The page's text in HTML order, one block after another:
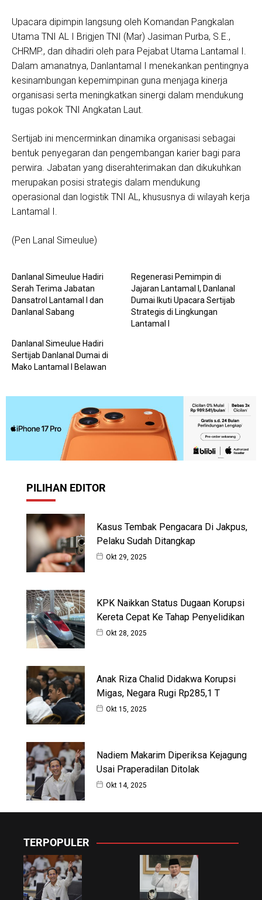
Upacara dipimpin langsung oleh Komandan Pangkalan
Utama TNI AL I Brigjen TNI (Mar) Jasiman Purba, S.E.,
CHRMP., dan dihadiri oleh para Pejabat Utama Lantamal I.
Dalam amanatnya, Danlantamal I menekankan pentingnya
kesinambungan kepemimpinan guna menjaga kinerja
organisasi serta meningkatkan sinergi dalam mendukung
tugas pokok TNI Angkatan Laut.
Sertijab ini mencerminkan dinamika organisasi sebagai
bentuk penyegaran dan pengembangan karier bagi para
perwira. Jabatan yang diserahterimakan dan dikukuhkan
merupakan posisi strategis dalam mendukung
operasional dan logistik TNI AL, khususnya di wilayah kerja
Lantamal I.
(Pen Lanal Simeulue)
Danlanal Simeulue Hadiri
Serah Terima Jabatan
Dansatrol Lantamal I dan
Danlanal Sabang
Regenerasi Pemimpin di
Jajaran Lantamal I, Danlanal
Dumai Ikuti Upacara Sertijab
Strategis di Lingkungan
Lantamal I
Danlanal Simeulue Hadiri
Sertijab Danlanal Dumai di
Mako Lantamal I Belawan
PILIHAN EDITOR
Kasus Tembak Pengacara Di Jakpus,
Pelaku Sudah Ditangkap
Okt 29, 2025
KPK Naikkan Status Dugaan Korupsi
Kereta Cepat Ke Tahap Penyelidikan
Okt 28, 2025
Anak Riza Chalid Didakwa Korupsi
Migas, Negara Rugi Rp285,1 T
Okt 15, 2025
Nadiem Makarim Diperiksa Kejagung
Usai Praperadilan Ditolak
Okt 14, 2025
TERPOPULER